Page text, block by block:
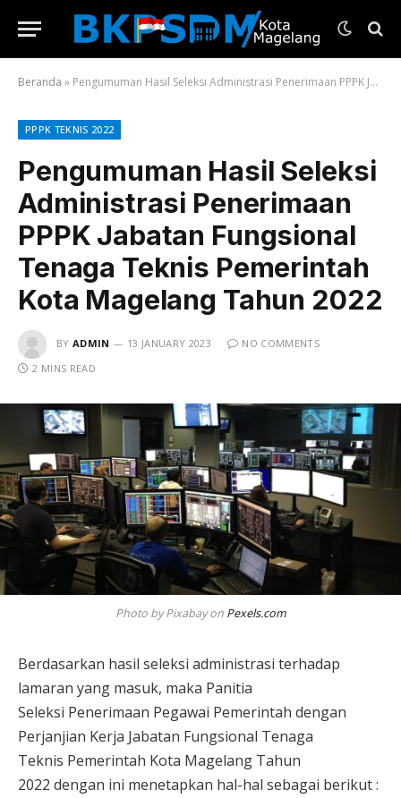
Beranda » Pengumuman Hasil Seleksi Administrasi Penerimaan PPPK Jabatan Fungsional Tenaga Teknis Pemerintah Kota Magelang Tahun 2022
PPPK TEKNIS 2022
Pengumuman Hasil Seleksi
Administrasi Penerimaan
PPPK Jabatan Fungsional
Tenaga Teknis Pemerintah
Kota Magelang Tahun 2022
BY ADMIN 13 JANUARY 2023
NO COMMENTS
2 MINS READ
Photo by Pixabay on Pexels.com
Berdasarkan hasil seleksi administrasi terhadap
lamaran yang masuk, maka Panitia
Seleksi Penerimaan Pegawai Pemerintah dengan
Perjanjian Kerja Jabatan Fungsional Tenaga
Teknis Pemerintah Kota Magelang Tahun
2022 dengan ini menetapkan hal-hal sebagai berikut :